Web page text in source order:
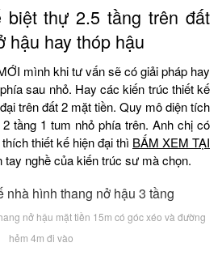
thự 2.5 tầng trên đất
hậu hay thóp hậu
mình khi tư vấn sẽ có giải pháp hay
sau nhỏ. Hay các kiến trúc thiết kế
trên đất 2 mặt tiền. Quy mô diện tích
tầng 1 tum nhỏ phía trên. Anh chị có
thiết kế hiện đại thì BẤM XEM TẠI
tay nghề của kiến trúc sư mà chọn.
nở hậu mặt tiền 15m có góc xéo và đường
hẻm 4m đi vào